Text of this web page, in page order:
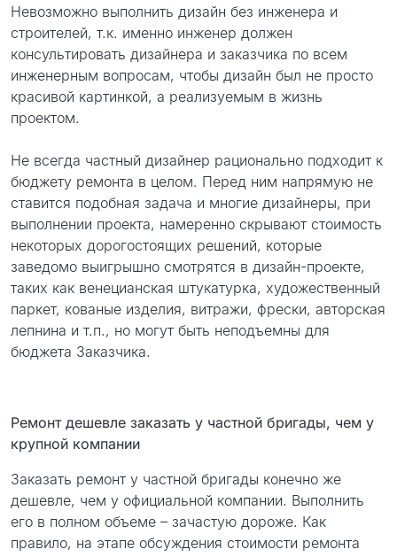
Невозможно выполнить дизайн без инженера и
строителей, т.к. именно инженер должен
консультировать дизайнера и заказчика по всем
инженерным вопросам, чтобы дизайн был не просто
красивой картинкой, а реализуемым в жизнь
проектом.
Не всегда частный дизайнер рационально подходит к
бюджету ремонта в целом. Перед ним напрямую не
ставится подобная задача и многие дизайнеры, при
выполнении проекта, намеренно скрывают стоимость
некоторых дорогостоящих решений, которые
заведомо выигрышно смотрятся в дизайн-проекте,
таких как венецианская штукатурка, художественный
паркет, кованые изделия, витражи, фрески, авторская
лепнина и т.п., но могут быть неподъемны для
бюджета Заказчика.
Ремонт дешевле заказать у частной бригады, чем у
крупной компании
Заказать ремонт у частной бригады конечно же
дешевле, чем у официальной компании. Выполнить
его в полном объеме – зачастую дороже. Как
правило, на этапе обсуждения стоимости ремонта